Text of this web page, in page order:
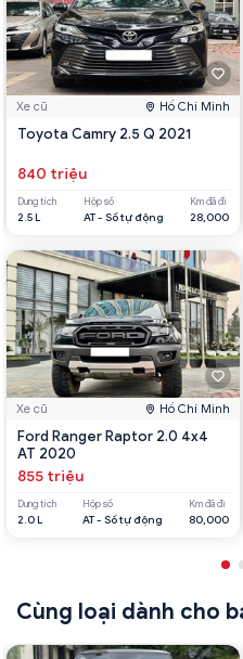
Xe cũ Hồ Chí Minh
Toyota Camry 2.5 Q 2021
840 triệu
Dung tích
2.5 L
Hộp số
AT - Số tự động
Km đã đi
28,000
Xe cũ Hồ Chí Minh
Ford Ranger Raptor 2.0 4x4
AT 2020
855 triệu
Dung tích
2.0 L
Hộp số
AT - Số tự động
Km đã đi
80,000
Cùng loại dành cho